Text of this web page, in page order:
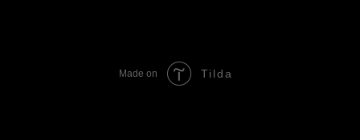
Made on Tilda